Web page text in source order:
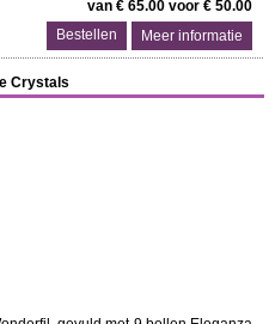
van € 65.00 voor € 50.00
Meer informatie
Crystals